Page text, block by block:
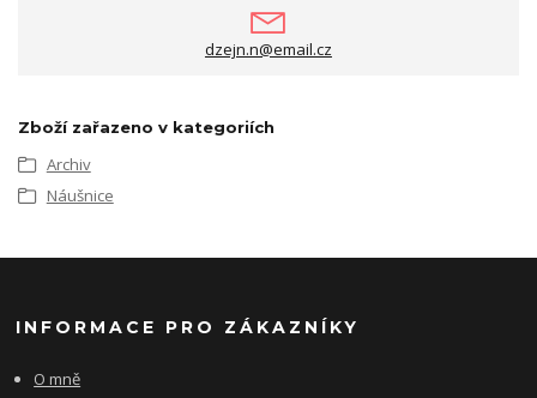
dzejn.n@email.cz
Zboží zařazeno v kategoriích
Archiv
Náušnice
INFORMACE PRO ZÁKAZNÍKY
O mně